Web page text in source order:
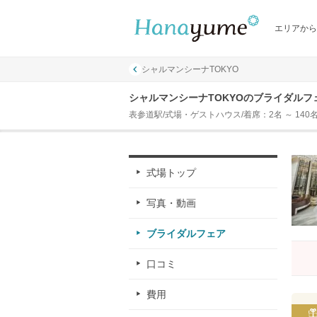
エリアか
シャルマンシーナTOKYO
シャルマンシーナTOKYOのブライダルフ
表参道駅/式場・ゲストハウス/着席：2名 ～ 140
式場トップ
写真・動画
ブライダルフェア
口コミ
費用